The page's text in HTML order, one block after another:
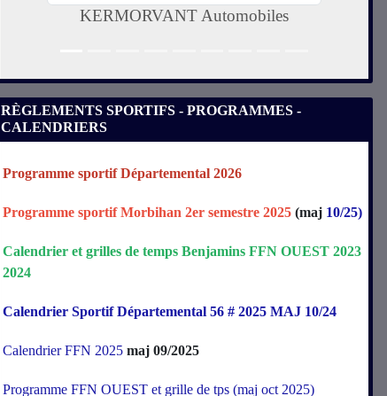
Département du Morbihan
RÈGLEMENTS SPORTIFS - PROGRAMMES -
CALENDRIERS
Programme sportif Départemental 2026
Programme sportif Morbihan 2er semestre 2025(maj 10/25)
Calendrier et grilles de temps Benjamins FFN OUEST 2023
2024
Calendrier Sportif Départemental 56 # 2025 MAJ 10/24
Calendrier FFN 2025 maj 09/2025
Programme FFN OUEST et grille de tps (maj oct 2025)